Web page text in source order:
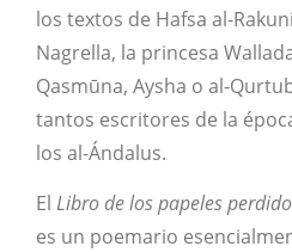
los textos de Hafsa al-
Nagrella, la princesa
Qasmūna, Aysha o al-
tantos escritores de la
los al-Ándalus.
El Libro de los papeles
es un poemario